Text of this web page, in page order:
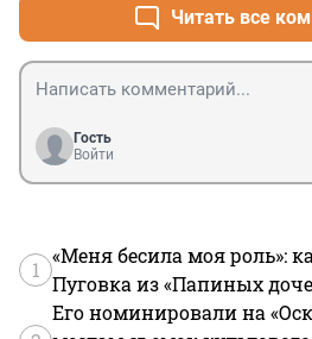
Читать все
Гость
Войти
1
«Меня бесила моя роль»:
Пуговка из «Папиных
Его номинировали на